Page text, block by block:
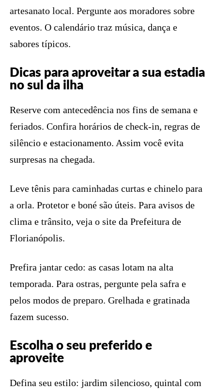
artesanato local. Pergunte aos moradores sobre
eventos. O calendário traz música, dança e
sabores típicos.
Dicas para aproveitar a sua estadia
no sul da ilha
Reserve com antecedência nos fins de semana e
feriados. Confira horários de check-in, regras de
silêncio e estacionamento. Assim você evita
surpresas na chegada.
Leve tênis para caminhadas curtas e chinelo para
a orla. Protetor e boné são úteis. Para avisos de
clima e trânsito, veja o site da Prefeitura de
Florianópolis.
Prefira jantar cedo: as casas lotam na alta
temporada. Para ostras, pergunte pela safra e
pelos modos de preparo. Grelhada e gratinada
fazem sucesso.
Escolha o seu preferido e
aproveite
Defina seu estilo: jardim silencioso, quintal com